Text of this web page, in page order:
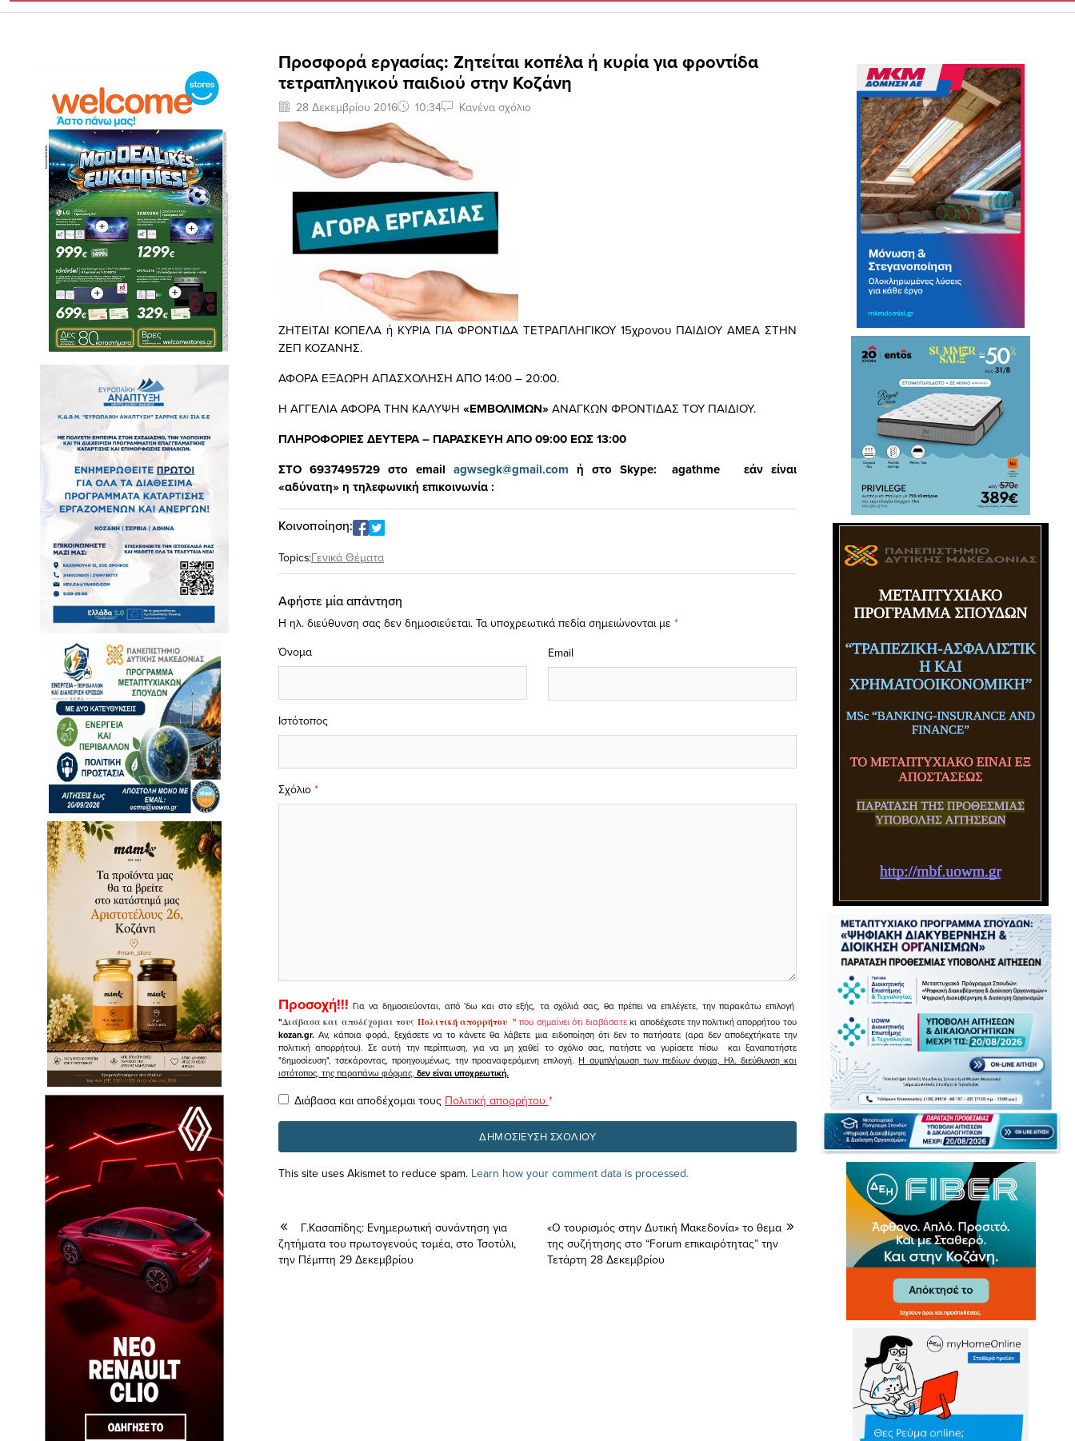
Προσφορά εργασίας: Ζητείται κοπέλα ή κυρία για φροντίδα
τετραπληγικού παιδιού στην Κοζάνη
28 Δεκεμβρίου 2016 10:34 Κανένα σχόλιο
ZHTEITAI KOΠΕΛΑ ή ΚΥΡΙΑ ΓΙΑ ΦΡΟΝΤΙΔΑ ΤΕΤΡΑΠΛΗΓΙΚΟΥ 15χρονου ΠΑΙΔΙΟΥ ΑΜΕΑ ΣΤΗΝ
ΖΕΠ ΚΟΖΑΝΗΣ.
ΑΦΟΡΑ ΕΞΑΩΡΗ ΑΠΑΣΧΟΛΗΣΗ ΑΠΟ 14:00 – 20:00.
Η ΑΓΓΕΛΙΑ ΑΦΟΡΑ ΤΗΝ ΚΑΛΥΨΗ «ΕΜΒΟΛΙΜΩΝ»ΑΝΑΓΚΩΝ ΦΡΟΝΤΙΔΑΣ ΤΟΥ ΠΑΙΔΙΟΥ.
ΠΛΗΡΟΦΟΡΙΕΣ ΔΕΥΤΕΡΑ – ΠΑΡΑΣΚΕΥΗ ΑΠΟ 09:00 ΕΩΣ 13:00
ΣΤΟ 6937495729 στο email agwsegk@gmail.com ή στο Skype:agathme εάν είναι
«αδύνατη» η τηλεφωνική επικοινωνία :
Κοινοποίηση:
Topics:Γενικά Θέματα
Αφήστε μία απάντηση
Η ηλ. διεύθυνση σας δεν δημοσιεύεται. Τα υποχρεωτικά πεδία σημειώνονται με *
Σχόλιο *
Όνομα Email
Ιστότοπος
Προσοχή!!! Για να δημοσιεύονται, από 'δω και στο εξής, τα σχόλιά σας, θα πρέπει να επιλέγετε, την παρακάτω επιλογή
"Διάβασα και αποδέχομαι τουςΠολιτική απορρήτου " που σημαίνει ότι διαβάσατεκι αποδέχεστε την πολιτική απορρήτου του
kozan.gr. Αν, κάποια φορά, ξεχάσετε να το κάνετε θα λάβετε μια ειδοποίηση ότι δεν το πατήσατε (αρα δεν αποδεχτήκατε την
πολιτική απορρήτου). Σε αυτή την περίπτωση, για να μη χαθεί το σχόλιο σας, πατήστε να γυρίσετε πίσω και ξαναπατήστε
"δημοσίευση", τσεκάροντας, προηγουμένως, την προαναφερόμενη επιλογή.Η συμπλήρωση των πεδίων όνομα, Ηλ. διεύθυνση και
ιστότοπος, της παραπάνω φόρμας, δεν είναι υποχρεωτική.
Διάβασα και αποδέχομαι τους Πολιτική απορρήτου *
This site uses Akismet to reduce spam. Learn how your comment data is processed.
Γ.Κασαπίδης: Ενημερωτική συνάντηση για
ζητήματα του πρωτογενούς τομέα, στο Τσοτύλι,
την Πέμπτη 29 Δεκεμβρίου
«Ο τουρισμός στην Δυτική Μακεδονία» το θεμα
της συζήτησης στο “Forum επικαιρότητας” την
Τετάρτη 28 Δεκεμβρίου